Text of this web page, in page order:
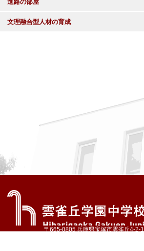
進路の部屋
文理融合型人材の育成
〒665-0805 兵庫県宝塚市雲雀丘4-2-1